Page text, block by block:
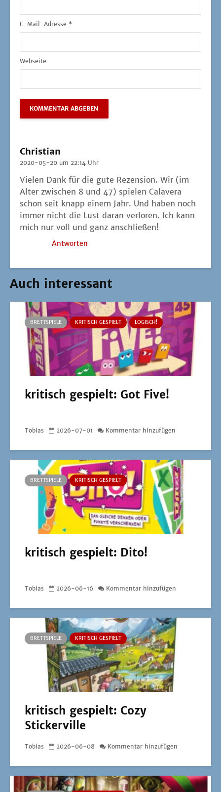
E-Mail-Adresse *
Webseite
Christian
2020-05-20 um 22:14 Uhr
Vie­len Dank für die gute Rezen­si­on. Wir (im
Alter zwi­schen 8 und 47) spie­len Cala­ve­ra
schon seit knapp einem Jahr. Und haben noch
immer nicht die Lust dar­an ver­lo­ren. Ich kann
mich nur voll und ganz anschließen!
Antworten
Auch interessant
BRETTSPIELE KRITISCH GESPIELT LOGISCH!
kritisch gespielt: Got Five!
Tobias 2026-07-01 Kommentar hinzufügen
BRETTSPIELE KRITISCH GESPIELT
kritisch gespielt: Dito!
Tobias 2026-06-16 Kommentar hinzufügen
BRETTSPIELE KRITISCH GESPIELT
kritisch gespielt: Cozy
Stickerville
Tobias 2026-06-08 Kommentar hinzufügen